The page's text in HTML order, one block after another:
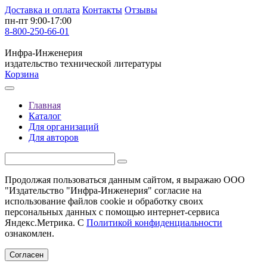
Доставка и оплата Контакты Отзывы
пн-пт 9:00-17:00
8-800-250-66-01
Инфра-Инженерия
издательство технической литературы
Корзина
Главная
Каталог
Для организаций
Для авторов
Продолжая пользоваться данным сайтом, я выражаю ООО
"Издательство "Инфра-Инженерия" согласие на
использование файлов cookie и обработку своих
персональных данных с помощью интернет-сервиса
Яндекс.Метрика. С Политикой конфиденциальности
ознакомлен.
Согласен